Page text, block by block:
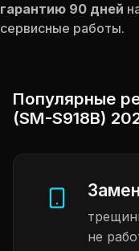
гарантию 90 дней
сервисные работы.
Популярные
(SM-S918B)
не